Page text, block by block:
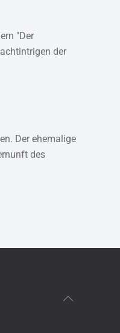
"Der
der
Der ehemalige
des